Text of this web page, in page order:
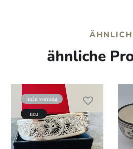
ÄHNLICH
ähnliche
nicht vorrätig
neu